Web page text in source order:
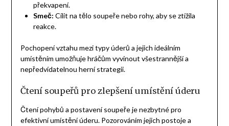
překvapení.
Smeč: Cílit na tělo soupeře nebo rohy, aby se ztížila
reakce.
Pochopení vztahu mezi typy úderů a jejich ideálním
umístěním umožňuje hráčům vyvinout všestrannější a
nepředvídatelnou herní strategii.
Čtení soupeřů pro zlepšení umístění úderu
Čtení pohybů a postavení soupeře je nezbytné pro
efektivní umístění úderu. Pozorováním jejich postoje a